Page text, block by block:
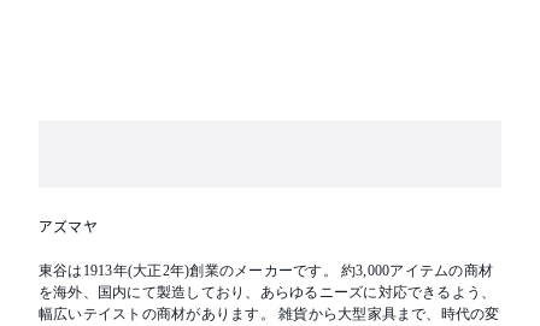
アズマヤ
東谷は1913年(大正2年)創業のメーカーです。 約3,000アイテムの商材
を海外、国内にて製造しており、あらゆるニーズに対応できるよう、
幅広いテイストの商材があります。 雑貨から大型家具まで、時代の変